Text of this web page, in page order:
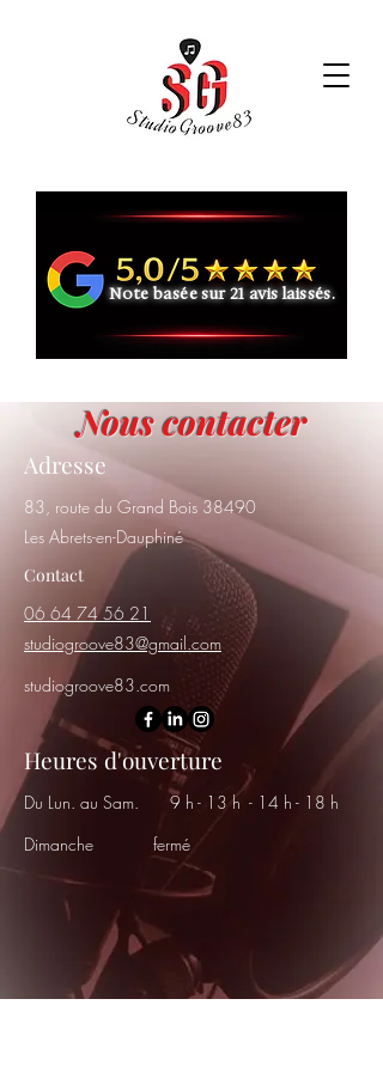
Note basée sur 21 avis laissés.
Nous contacter
Adresse
83, route du Grand Bois 38490
Les Abrets-en-Dauphiné
Contact
06 64 74 56 21
studiogroove83@gmail.com
studiogroove83.com
Heures d'ouverture
Du Lun. au Sam.
9 h - 13 h - 14 h - 18 h
Dimanche
fermé